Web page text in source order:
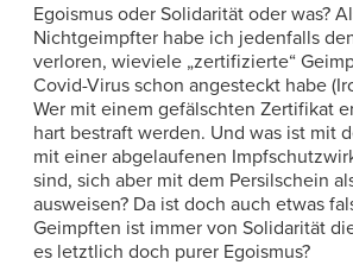
Egoismus oder Solidarität oder was?
Nichtgeimpfter habe ich jedenfalls
verloren, wieviele „zertifizierte“
Covid-Virus schon angesteckt habe
Wer mit einem gefälschten Zertifikat
hart bestraft werden. Und was ist mit
mit einer abgelaufenen
sind, sich aber mit dem Persilschein
ausweisen? Da ist doch auch etwas
Geimpften ist immer von Solidarität
es letztlich doch purer Egoismus?